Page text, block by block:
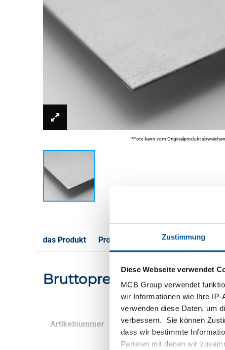
Zustimmung
Diese Webseite verwendet
MCB Group verwendet
wir Informationen wie Ihre
verwenden diese Daten, um
verbessern. Sie können
dass wir bestimmte
Parteien mit denen wir
*Foto kann vom Originalprodukt abweichen
das Produkt Produktbeschreibung
Bruttopreisliste: Aluzink
Artikelnummer Beschreibung